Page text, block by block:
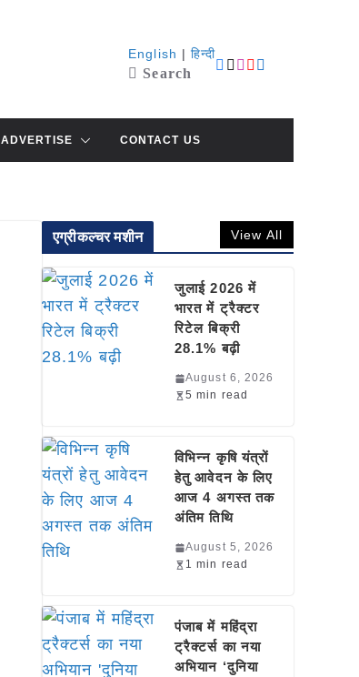
English | हिन्दी
Search
ADVERTISE CONTACT US
एग्रीकल्चर मशीन View All
जुलाई 2026 में
भारत में ट्रैक्टर
रिटेल बिक्री
28.1% बढ़ी
August 6, 2026
5 min read
विभिन्न कृषि यंत्रों
हेतु आवेदन के लिए
आज 4 अगस्त तक
अंतिम तिथि
August 5, 2026
1 min read
पंजाब में महिंद्रा
ट्रैक्टर्स का नया
अभियान ‘दुनिया